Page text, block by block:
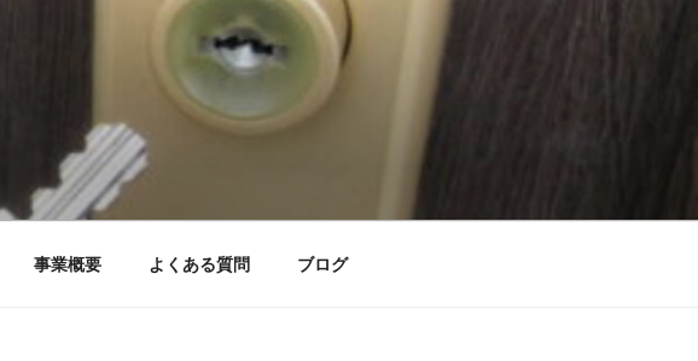
事業概要 よくある質問 ブログ